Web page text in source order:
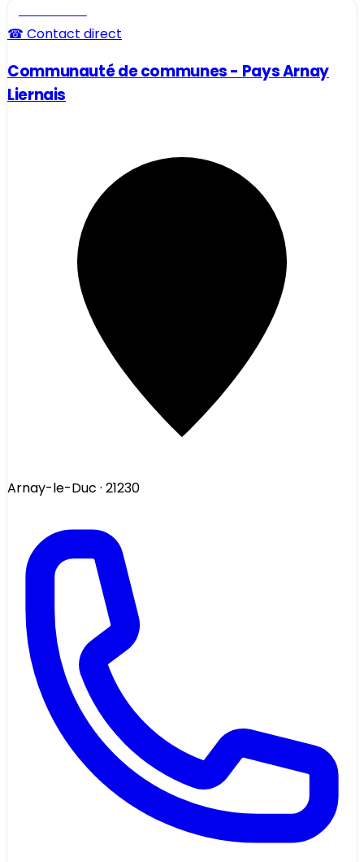
☎ Contact direct
Communauté de communes - Pays Arnay
Liernais
Arnay-le-Duc · 21230